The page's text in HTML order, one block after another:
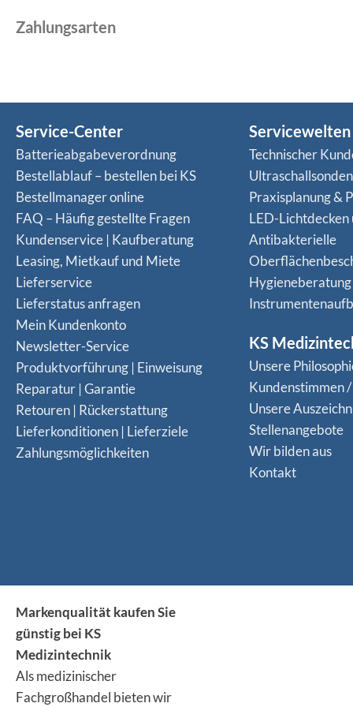
Zahlungsarten
Service-Center
Batterieabgabeverordnung
Bestellablauf – bestellen bei KS
Bestellmanager online
FAQ – Häufig gestellte Fragen
Kundenservice | Kaufberatung
Leasing, Mietkauf und Miete
Lieferservice
Lieferstatus anfragen
Mein Kundenkonto
Newsletter-Service
Produktvorführung | Einweisung
Reparatur | Garantie
Retouren | Rückerstattung
Lieferkonditionen | Lieferziele
Zahlungsmöglichkeiten
Servicewelten
Technischer
Praxisplanung &
LED-
Antibakterielle
KS
Unsere
Kundenstimmen
Unsere
Stellenangebote
Wir bilden aus
Kontakt
Markenqualität kaufen Sie
günstig bei KS
Medizintechnik
Als medizinischer
Fachgroßhandel bieten wir